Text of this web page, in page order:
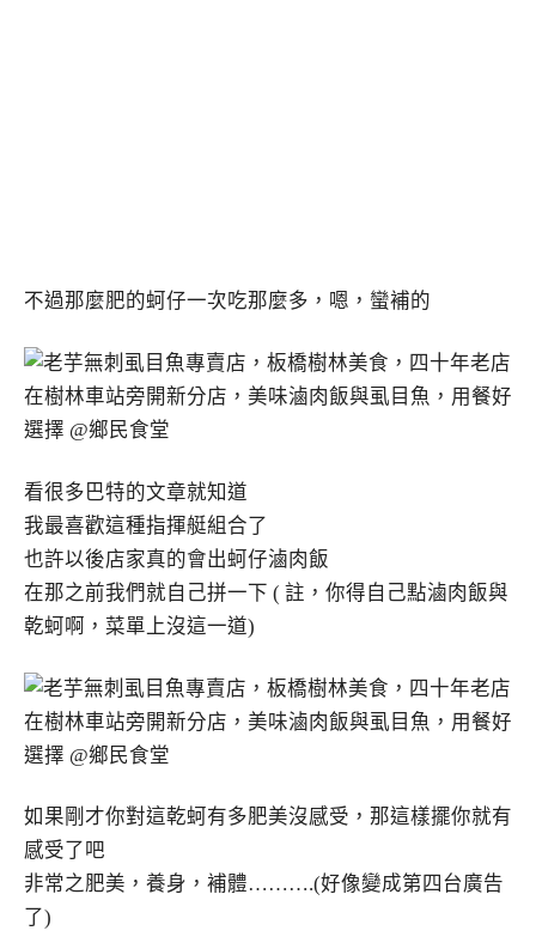
不過那麼肥的蚵仔一次吃那麼多，嗯，蠻補的
看很多巴特的文章就知道
我最喜歡這種指揮艇組合了
也許以後店家真的會出蚵仔滷肉飯
在那之前我們就自己拼一下 ( 註，你得自己點滷肉飯與
乾蚵啊，菜單上沒這一道)
如果剛才你對這乾蚵有多肥美沒感受，那這樣擺你就有
感受了吧
非常之肥美，養身，補體……….(好像變成第四台廣告
了)